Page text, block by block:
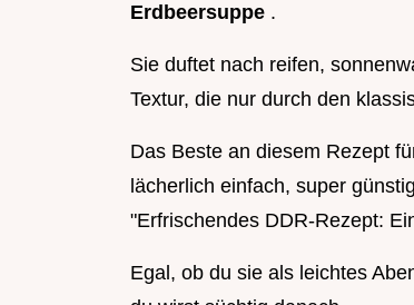
Erdbeersuppe .
Sie duftet nach reifen,
Textur, die nur durch den
Das Beste an diesem Rezept
lächerlich einfach, super
"Erfrischendes DDR-Rezept:
Egal, ob du sie als leichtes